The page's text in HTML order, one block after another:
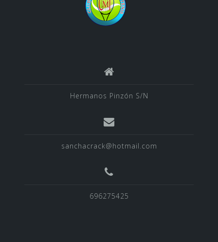
Hermanos Pinzón S/N
sanchacrack@hotmail.com
696275425